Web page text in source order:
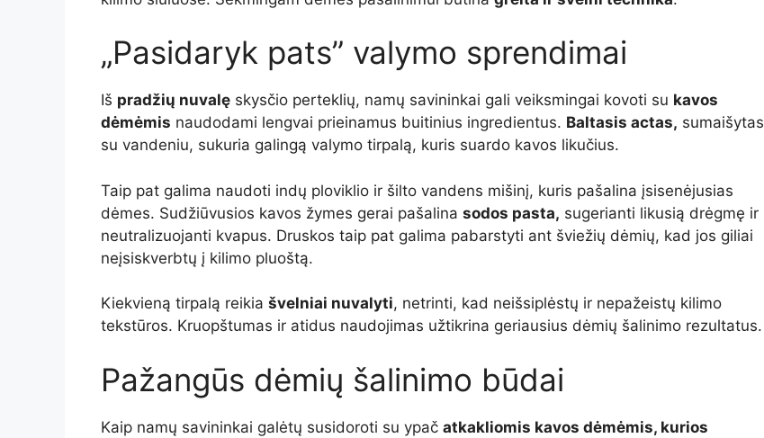
„Pasidaryk pats” valymo sprendimai
Iš pradžių nuvalę skysčio perteklių, namų savininkai gali veiksmingai kovoti su kavos
dėmėmis naudodami lengvai prieinamus buitinius ingredientus. Baltasis actas, sumaišytas
su vandeniu, sukuria galingą valymo tirpalą, kuris suardo kavos likučius.
Taip pat galima naudoti indų ploviklio ir šilto vandens mišinį, kuris pašalina įsisenėjusias
dėmes. Sudžiūvusios kavos žymes gerai pašalina sodos pasta, sugerianti likusią drėgmę ir
neutralizuojanti kvapus. Druskos taip pat galima pabarstyti ant šviežių dėmių, kad jos giliai
neįsiskverbtų į kilimo pluoštą.
Kiekvieną tirpalą reikia švelniai nuvalyti, netrinti, kad neišsiplėstų ir nepažeistų kilimo
tekstūros. Kruopštumas ir atidus naudojimas užtikrina geriausius dėmių šalinimo rezultatus.
Pažangūs dėmių šalinimo būdai
Kaip namų savininkai galėtų susidoroti su ypač atkakliomis kavos dėmėmis, kurios